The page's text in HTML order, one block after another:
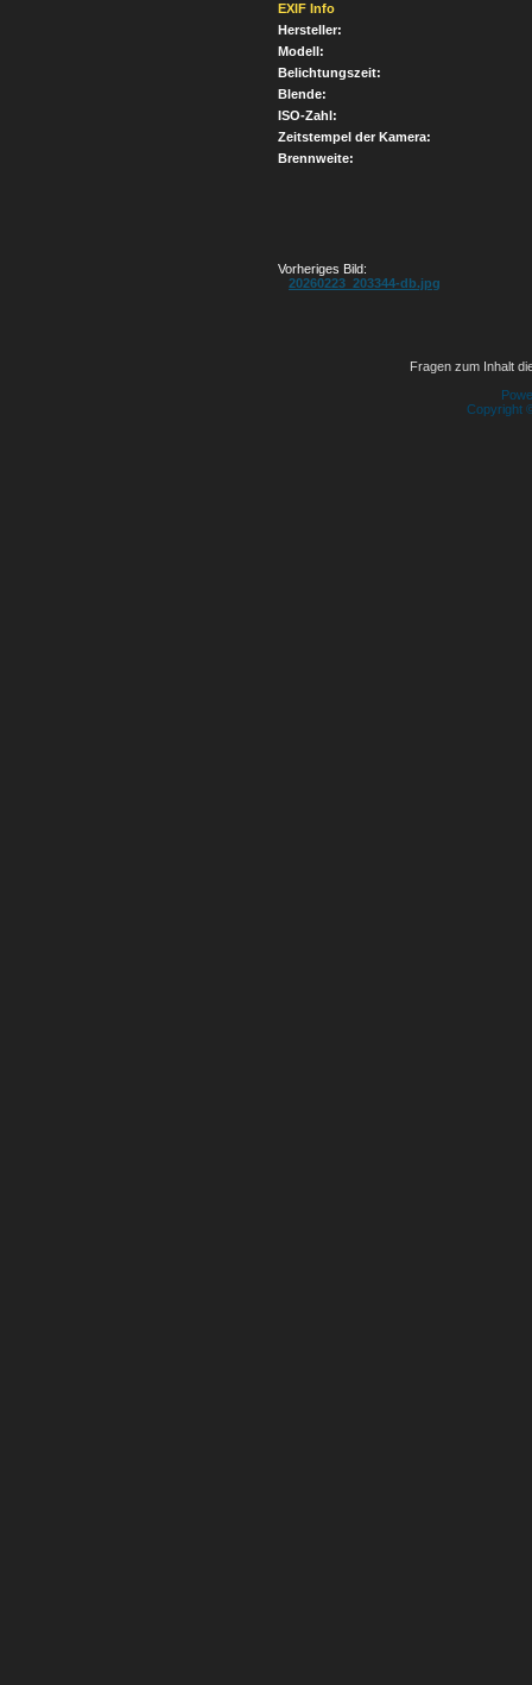
EXIF Info
Hersteller:
Modell:
Belichtungszeit:
Blende:
ISO-Zahl:
Zeitstempel der Kamera:
Brennweite:
Vorheriges Bild:
20260223_203344-db.jpg
Fragen zum Inhalt
Copyright